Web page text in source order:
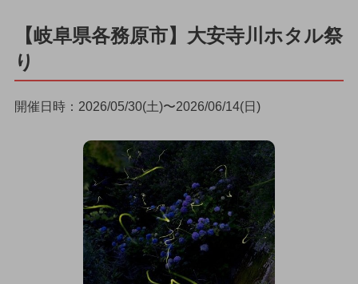
【岐阜県各務原市】大安寺川ホタル祭
り
開催日時：2026/05/30(土)〜2026/06/14(日)